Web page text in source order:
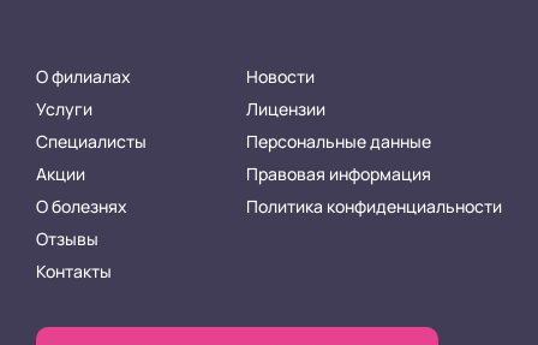
О филиалах
Услуги
Специалисты
Акции
О болезнях
Отзывы
Контакты
Новости
Лицензии
Персональные данные
Правовая информация
Политика конфиденциальности